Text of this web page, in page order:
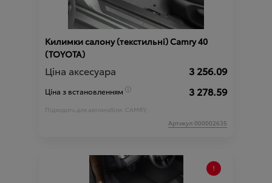
Килимки салону (текстильні) Camry 40
(TOYOTA)
Ціна аксесуара 3 256.09
Ціна з встановленням 3 278.59
Підходить для автомобіля :CAMRY;
Артикул:000002635